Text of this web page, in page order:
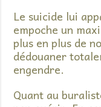
Le suicide lui
empoche un
plus en plus de
dédouaner
engendre.
Quant au